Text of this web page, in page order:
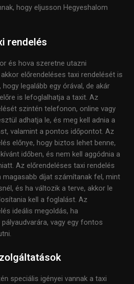
hogy eljusson Hegyeshalom
rendelés
és hova szeretne utazni
előrendeléses taxi rendelését is
legalább egy órával, de akár
is lefoglalhatja a taxit. Az
szintén telefonon, online vagy
adhatja le, és meg kell adnia a
valamint a pontos időpontot. Az
előnye, hogy biztos lehet benne,
időben, és nem kell aggódnia a
Az előrendeléses taxi rendelés
magasabb díjat számítanak fel, mint
és ha változik a terve, akkor le
kell a foglalást. Az
ideális megoldás, ha
vagy egy fontos
speciális igényei vannak a taxi